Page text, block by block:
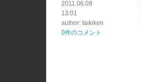
2011.06.09
13:01
author: taikiken
0件のコメント